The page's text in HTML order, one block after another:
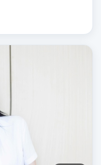
建起」「喜剧」「日
关键词的影迷阅读简介